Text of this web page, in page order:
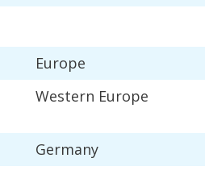
Europe
Western Europe
Germany